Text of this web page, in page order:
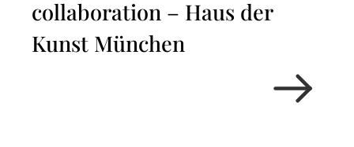
collaboration – Haus der
Kunst München